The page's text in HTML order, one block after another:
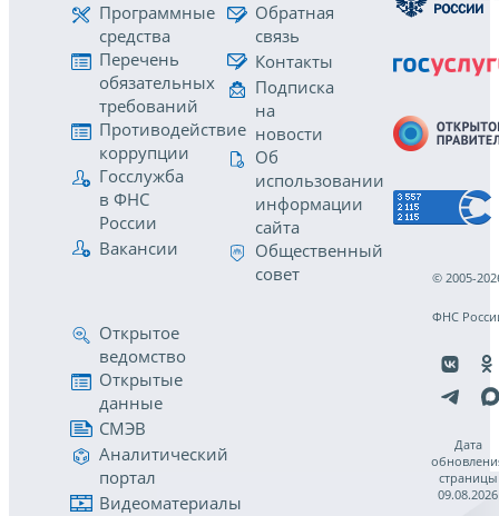
Программные
средства
Перечень
обязательных
требований
Противодействие
коррупции
Госслужба
в ФНС
России
Вакансии
Обратная
связь
Контакты
Подписка
на
новости
Об
использовании
информации
сайта
Общественный
совет
Открытое
ведомство
Открытые
данные
СМЭВ
Аналитический
портал
Видеоматериалы
© 2005-
ФНС
Дата
страницы
09.08.2026